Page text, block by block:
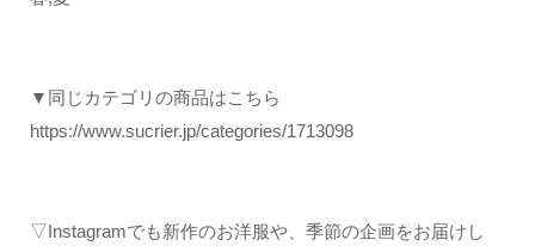
▼同じカテゴリの商品はこちら
https://www.sucrier.jp/categories/1713098
▽Instagramでも新作のお洋服や、季節の企画をお届けし